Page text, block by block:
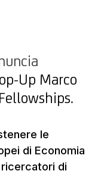
Up Marco
.
le
di Economia
ricercatori di